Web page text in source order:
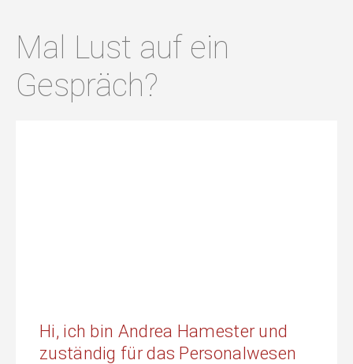
Mal Lust auf ein
Gespräch?
Hi, ich bin Andrea Hamester und
zuständig für das Personalwesen